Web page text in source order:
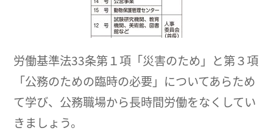
労働基準法33条第１項「災害のため」と第３項
「公務のための臨時の必要」についてあらため
て学び、公務職場から長時間労働をなくしてい
きましょう。